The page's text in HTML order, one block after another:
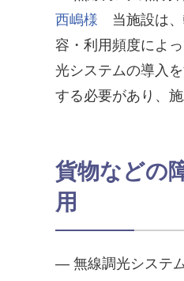
西嶋様 当施設は、
容・利用頻度によ
光システムの導入
する必要があり、
貨物などの
用
― 無線調光システ